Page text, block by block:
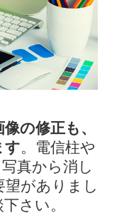
の修正も、
す。電信柱や
真から消し
がありまし
さい。